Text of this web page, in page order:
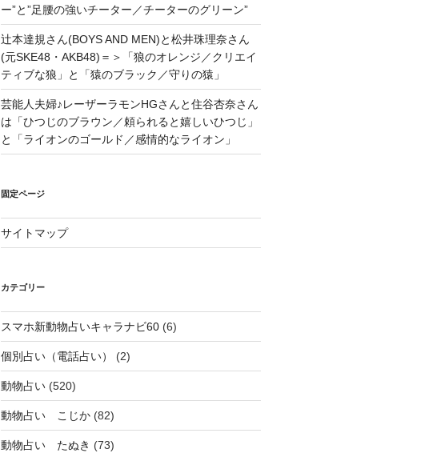
ー”と”足腰の強いチーター／チーターのグリーン”
辻本達規さん(BOYS AND MEN)と松井珠理奈さん
(元SKE48・AKB48)＝＞「狼のオレンジ／クリエイ
ティブな狼」と「猿のブラック／守りの猿」
芸能人夫婦♪レーザーラモンHGさんと住谷杏奈さん
は「ひつじのブラウン／頼られると嬉しいひつじ」
と「ライオンのゴールド／感情的なライオン」
固定ページ
サイトマップ
カテゴリー
スマホ新動物占いキャラナビ60(6)
個別占い（電話占い） (2)
動物占い(520)
動物占い こじか(82)
動物占い たぬき (73)